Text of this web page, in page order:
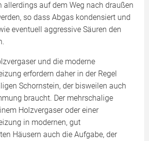
allerdings auf dem Weg nach draußen
so dass Abgas kondensiert und
eventuell aggressive Säuren den
und die moderne
erfordern daher in der Regel
Schornstein, der bisweilen auch
braucht. Der mehr­schalige
Holzvergaser oder einer
in modernen, gut
Häusern auch die Aufgabe, der